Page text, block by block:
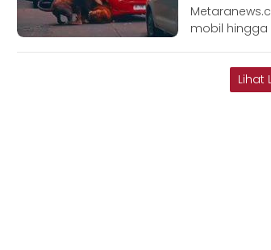
mobil hingga
Lihat